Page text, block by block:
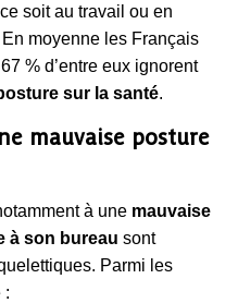
soit au travail ou en
moyenne les Français
% d’entre eux ignorent
sur la santé.
mauvaise posture
à une mauvaise
à son bureau sont
Parmi les
: